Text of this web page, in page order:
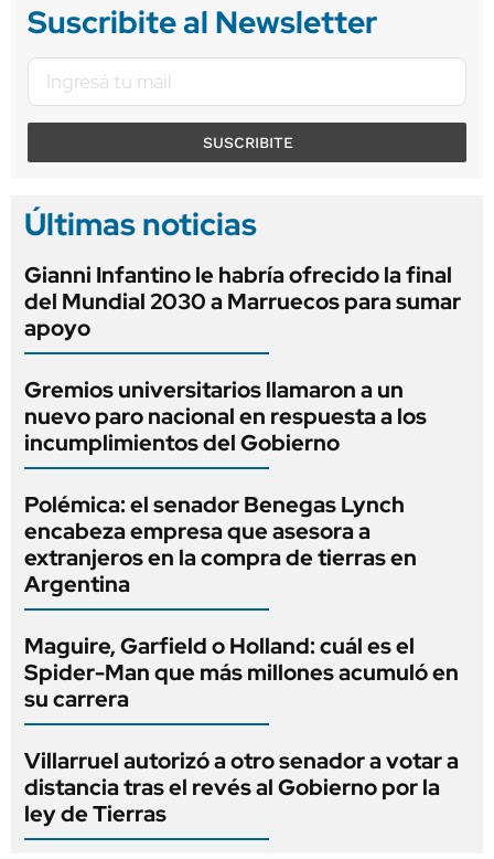
Suscribite al Newsletter
SUSCRIBITE
Últimas noticias
Gianni Infantino le habría ofrecido la final
del Mundial 2030 a Marruecos para sumar
apoyo
Gremios universitarios llamaron a un
nuevo paro nacional en respuesta a los
incumplimientos del Gobierno
Polémica: el senador Benegas Lynch
encabeza empresa que asesora a
extranjeros en la compra de tierras en
Argentina
Maguire, Garfield o Holland: cuál es el
Spider-Man que más millones acumuló en
su carrera
Villarruel autorizó a otro senador a votar a
distancia tras el revés al Gobierno por la
ley de Tierras